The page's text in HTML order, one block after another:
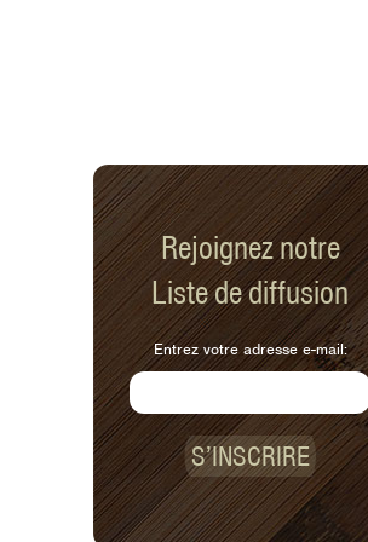
Rejoignez notre
Liste de diffusion
Entrez votre adresse e-mail:
S’INSCRIRE